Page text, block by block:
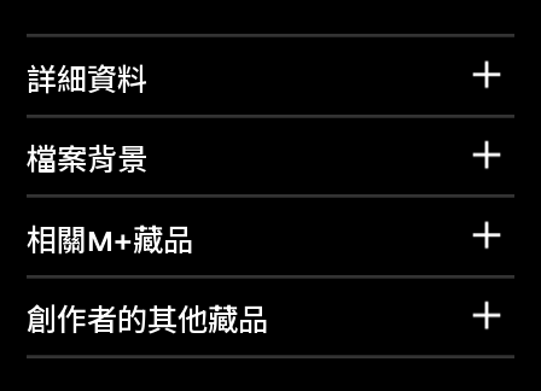
詳細資料
檔案背景
相關M+藏品
創作者的其他藏品